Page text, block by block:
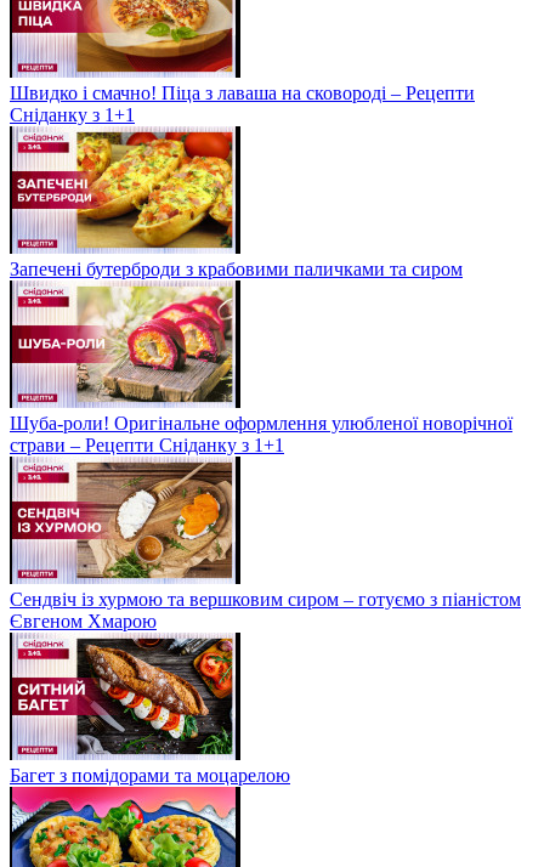
Швидко і смачно! Піца з лаваша на сковороді – Рецепти
Сніданку з 1+1
Запечені бутерброди з крабовими паличками та сиром
Шуба-роли! Оригінальне оформлення улюбленої новорічної
страви – Рецепти Сніданку з 1+1
Сендвіч із хурмою та вершковим сиром – готуємо з піаністом
Євгеном Хмарою
Багет з помідорами та моцарелою